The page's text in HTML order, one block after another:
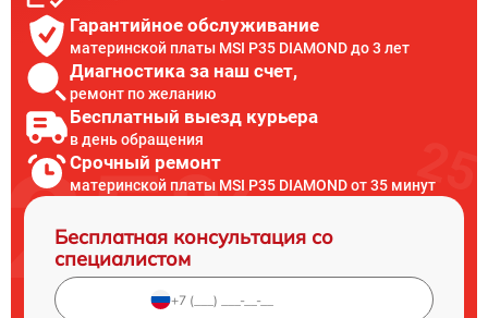
Гарантийное обслуживание
материнской платы MSI P35 DIAMOND до 3 лет
Диагностика за наш счет,
ремонт по желанию
Бесплатный выезд курьера
в день обращения
Срочный ремонт
материнской платы MSI P35 DIAMOND от 35 минут
Бесплатная консультация со
специалистом